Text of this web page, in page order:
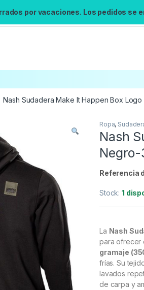
por vacaciones. Los pedidos se
Búsqueda no disponible
pudo cargar el widget de búsqueda.
Reintentar
Nash Sudadera Make It Happen Box
Ropa,
Nash
Negro-
Referencia
Stock:1
La Nash
para ofrecer
gramaje
frías. Su
lavados
de carpa y